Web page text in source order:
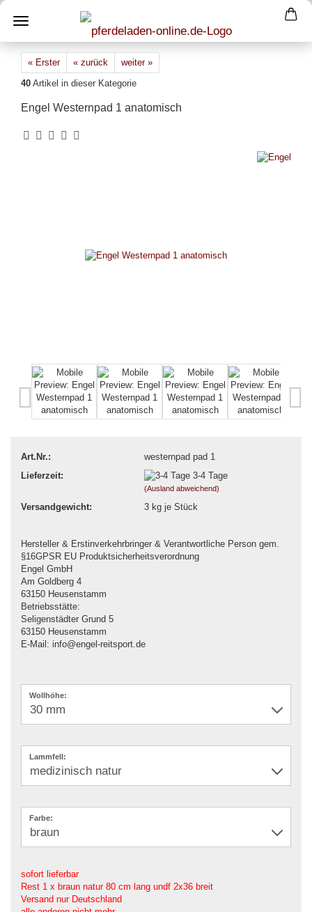
« Erster « zurück
weiter »
40 Artikel in dieser Kategorie
Engel Westernpad 1 anatomisch
Art.Nr.:
westernpad pad 1
Lieferzeit:
3-4 Tage
(Ausland abweichend)
Versandgewicht: 3kg je Stück
Hersteller & Erstinverkehrbringer & Verantwortliche Person gem.
§16GPSR EU Produktsicherheitsverordnung
Engel GmbH
Am Goldberg 4
63150 Heusenstamm
Betriebsstätte:
Seligenstädter Grund 5
63150 Heusenstamm
E-Mail: info@engel-reitsport.de
Wollhöhe:
Lammfell:
Farbe:
sofort lieferbar
Rest 1 x braun natur 80 cm lang undf 2x36 breit
Versand nur Deutschland